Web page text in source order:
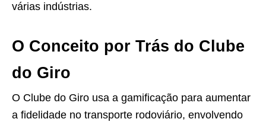
várias indústrias.
O Conceito por Trás do Clube
do Giro
O Clube do Giro usa a gamificação para aumentar
a fidelidade no transporte rodoviário, envolvendo